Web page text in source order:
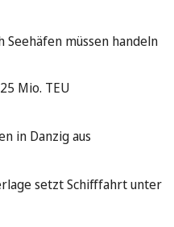
müssen handeln
Mio. TEU
in Danzig aus
setzt Schifffahrt unter